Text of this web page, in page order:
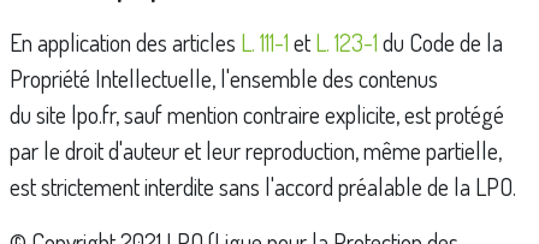
En application des articles L. 111-1etL. 123-1du Code de la
Propriété Intellectuelle, l'ensemble des contenus
du site lpo.fr, sauf mention contraire explicite, est protégé
par le droit d'auteur et leur reproduction, même partielle,
est strictement interdite sans l'accord préalable de la LPO.